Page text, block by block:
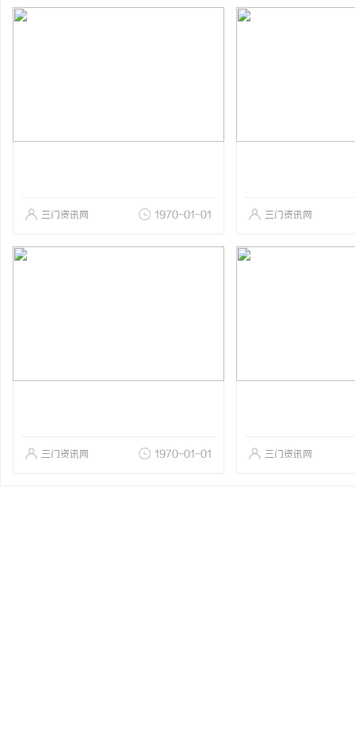
三门资讯网 1970-01-01 三门资讯网
三门资讯网 1970-01-01 三门资讯网